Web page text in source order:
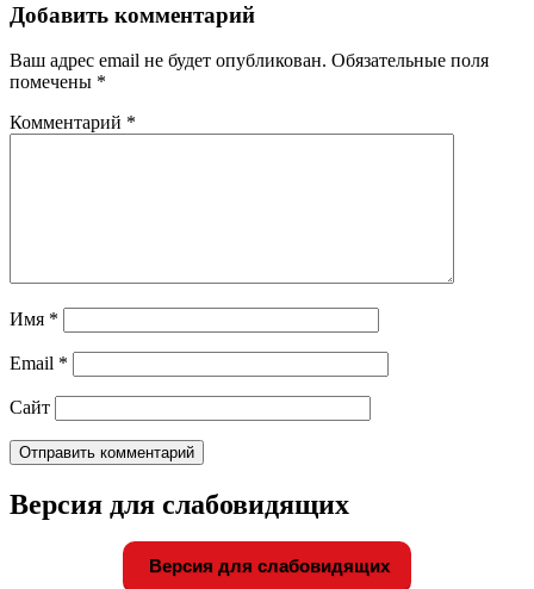
Добавить комментарий
Ваш адрес email не будет опубликован. Обязательные поля
помечены *
Комментарий *
Имя *
Email *
Сайт
Версия для слабовидящих
Версия для слабовидящих